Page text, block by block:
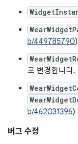
b/449785790)
로 변경합니다.
b/462031396)
버그 수정